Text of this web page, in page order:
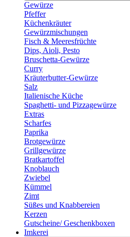
Gewürze
Pfeffer
Küchenkräuter
Gewürzmischungen
Fisch & Meeresfrüchte
Dips, Aioli, Pesto
Bruschetta-Gewürze
Curry
Kräuterbutter-Gewürze
Salz
Italienische Küche
Spaghetti- und Pizzagewürze
Extras
Scharfes
Paprika
Brotgewürze
Grillgewürze
Bratkartoffel
Knoblauch
Zwiebel
Kümmel
Zimt
Süßes und Knabbereien
Kerzen
Gutscheine/ Geschenkboxen
Imkerei